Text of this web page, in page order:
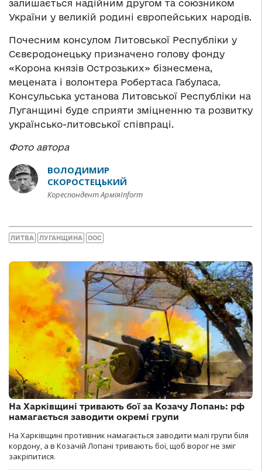
залишається надійним другом та союзником
України у великій родині європейських народів.
Почесним консулом Литовської Республіки у
Сєвєродонецьку призначено голову фонду
«Корона князів Острозьких» бізнесмена,
мецената і волонтера Робертаса Габуласа.
Консульська установа Литовської Республіки на
Луганщині буде сприяти зміцненню та розвитку
українсько-литовської співпраці.
Фото автора
ВОЛОДИМИР
СКОРОСТЕЦЬКИЙ
Кореспондент АрміяInform
ЛИТВА ЛУГАНЩИНА ООС
На Харківщині тривають бої за Козачу Лопань: рф
намагається заводити окремі групи
На Харківщині противник намагається заводити малі групи біля
кордону, а в Козачій Лопані тривають бої, щоб ворог не зміг
закріпитися.